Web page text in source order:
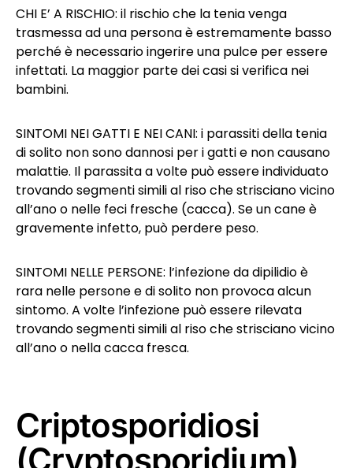
CHI E’ A RISCHIO: il rischio che la tenia venga
trasmessa ad una persona è estremamente basso
perché è necessario ingerire una pulce per essere
infettati. La maggior parte dei casi si verifica nei
bambini.
SINTOMI NEI GATTI E NEI CANI: i parassiti della tenia
di solito non sono dannosi per i gatti e non causano
malattie. Il parassita a volte può essere individuato
trovando segmenti simili al riso che strisciano vicino
all’ano o nelle feci fresche (cacca). Se un cane è
gravemente infetto, può perdere peso.
SINTOMI NELLE PERSONE: l’infezione da dipilidio è
rara nelle persone e di solito non provoca alcun
sintomo. A volte l’infezione può essere rilevata
trovando segmenti simili al riso che strisciano vicino
all’ano o nella cacca fresca.
Criptosporidiosi
(Cryptosporidium)